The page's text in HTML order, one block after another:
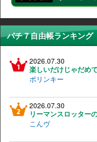
パチ７自由帳ランキング
2026.07.30
楽しいだけじゃだめ
ポリンキー
2026.07.30
リーマンスロッター
こんヴ